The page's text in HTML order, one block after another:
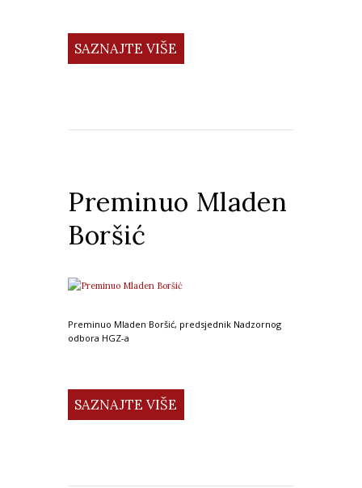
SAZNAJTE VIŠE
Preminuo Mladen
Boršić
Preminuo Mladen Boršić, predsjednik Nadzornog
odbora HGZ-a
SAZNAJTE VIŠE